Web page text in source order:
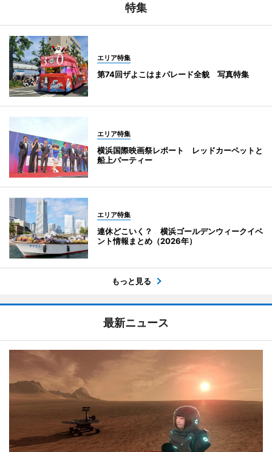
特集
エリア特集
第74回ザよこはまパレード全貌 写真特集
エリア特集
横浜国際映画祭レポート レッドカーペットと
船上パーティー
エリア特集
連休どこいく？ 横浜ゴールデンウィークイベ
ント情報まとめ（2026年）
もっと見る
最新ニュース